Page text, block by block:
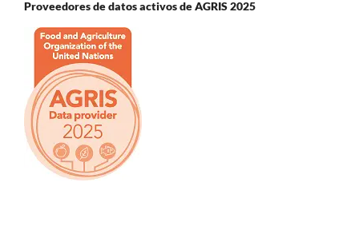
Proveedores de datos activos de AGRIS 2025